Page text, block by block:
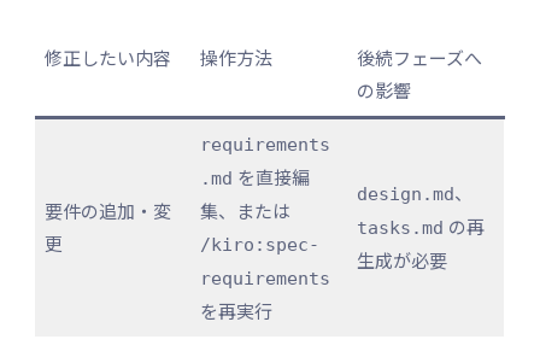
修正したい内容 操作方法
後続フェーズへ
の影響
要件の追加・変
更
requirements
.md を直接編
集、または
/kiro:spec-
requirements
を再実行
design.md、
tasks.md の再
生成が必要